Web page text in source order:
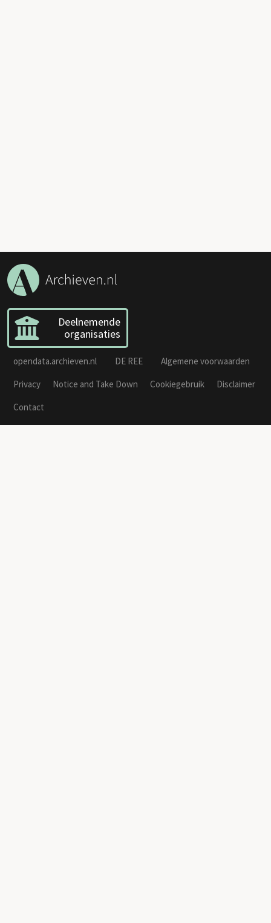
Deelnemende
organisaties
opendata.archieven.nl DE REE
Algemene voorwaarden
Privacy
Notice and Take Down Cookiegebruik
Disclaimer
Contact